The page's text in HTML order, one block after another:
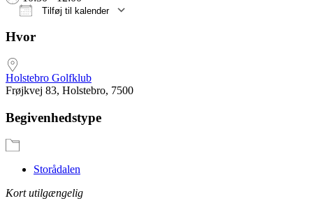
Tilføj til kalender
Hvor
Holstebro Golfklub
Frøjkvej 83, Holstebro, 7500
Begivenhedstype
Storådalen
Kort utilgængelig